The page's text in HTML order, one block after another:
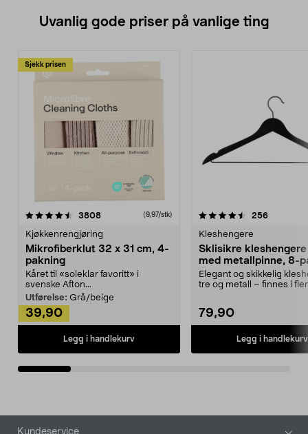
Uvanlig gode priser på vanlige ting
Sjekk prisen
3808anmeldelser(9,97/stk)
Kjøkkenrengjøring
Mikrofiberklut 32 x 31 cm, 4-
pakning
Kåret til «soleklar favoritt» i
svenske Afton...
Utførelse: Grå/beige
39,90
Legg i handlekurv
4.5av 5 stjerner 256
Kleshengere
Sklisikre
med metallpinne, 8-
Elegant og skikkelig
tre og metall – finnes i
79,90
Legg i handlekurv
4.5av 5 stjerner
Bunntekst